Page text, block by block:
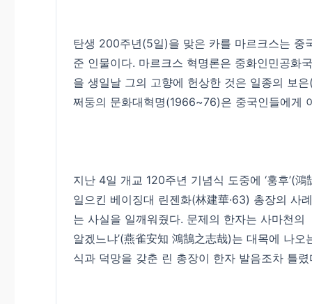
탄생 200주년(5일)을 맞은 카를 마르크스는 중
준 인물이다. 마르크스 혁명론은 중화인민공화
을 생일날 그의 고향에 헌상한 것은 일종의 보
쩌둥의 문화대혁명(1966~76)은 중국인들에게
지난 4일 개교 120주년 기념식 도중에 ‘훙후’(
일으킨 베이징대 린젠화(林建華·63) 총장의 사
는 사실을 일깨워줬다. 문제의 한자는 사마천의
알겠느냐’(燕雀安知 鴻鵠之志哉)는 대목에 나
식과 덕망을 갖춘 린 총장이 한자 발음조차 틀